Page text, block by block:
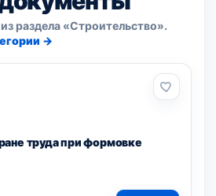
раздела «Строительство».
→
труда при формовке